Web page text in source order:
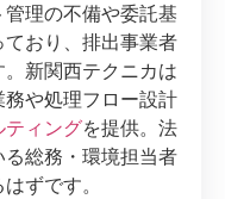
理の不備や委託基
おり、排出事業者
新関西テクニカは
や処理フロー設計
ティングを提供。法
総務・環境担当者
ずです。